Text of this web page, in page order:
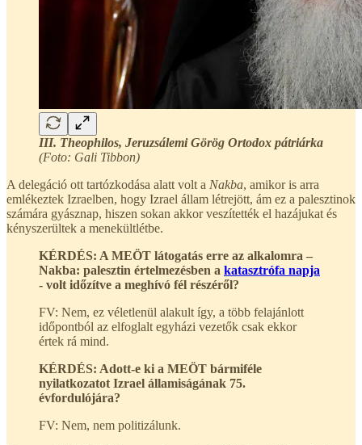
III. Theophilos, Jeruzsálemi Görög Ortodox pátriárka
(Foto: Gali Tibbon)
A delegáció ott tartózkodása alatt volt a Nakba, amikor is arra
emlékeztek Izraelben, hogy Izrael állam létrejött, ám ez a palesztinok
számára gyásznap, hiszen sokan akkor veszítették el hazájukat és
kényszerültek a menekültlétbe.
KÉRDÉS: A MEÖT látogatás erre az alkalomra –
Nakba: palesztin értelmezésben a katasztrófa napja
- volt időzítve a meghívó fél részéről?
FV: Nem, ez véletlenül alakult így, a több felajánlott
időpontból az elfoglalt egyházi vezetők csak ekkor
értek rá mind.
KÉRDÉS: Adott-e ki a MEÖT bármiféle
nyilatkozatot Izrael államiságának 75.
évfordulójára?
FV: Nem, nem politizálunk.